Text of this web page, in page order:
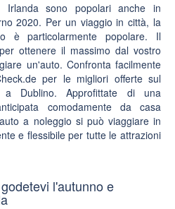
Irlanda sono popolari anche in
2020. Per un viaggio in città, la
è particolarmente popolare. Il
ottenere il massimo dal vostro
un'auto. Confronta facilmente
per le migliori offerte sul
a Dublino. Approfittate di una
comodamenteda casa
a noleggio si può viaggiare in
e flessibile per tutte le attrazioni
l'autunno e